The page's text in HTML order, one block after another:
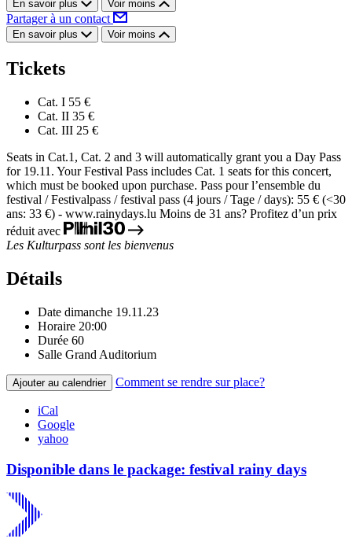
En savoir plus Voir moins
Partager à un contact
En savoir plus Voir moins
Tickets
Cat. I 55 €
Cat. II 35 €
Cat. III 25 €
Seats in Cat.1, Cat. 2 and 3 will automatically grant you a Day Pass
for 19.11. Your Festival Pass includes Cat. 1 seats for this concert,
which must be booked upon purchase. Pass pour l’ensemble du
festival / Festivalpass / festival pass (4 jours / Tage / days): 55 € (<30
ans: 33 €) - www.rainydays.lu Moins de 31 ans? Profitez d’un prix
réduit avec
Les Kulturpass sont les bienvenus
Détails
Date dimanche 19.11.23
Horaire 20:00
Durée 60
Salle Grand Auditorium
Ajouter au calendrier Comment se rendre sur place?
iCal
Google
yahoo
Disponible dans le package: festival rainy days